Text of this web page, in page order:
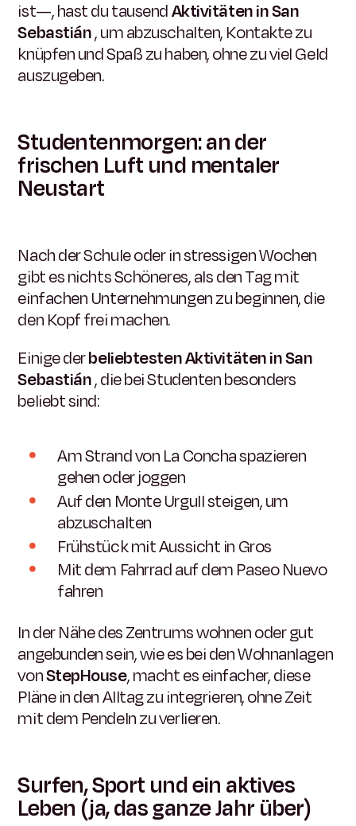
ist—, hast du tausendAktivitäten in San
Sebastián, um abzuschalten, Kontakte zu
knüpfen und Spaß zu haben, ohne zu viel Geld
auszugeben.
Studentenmorgen: an der
frischen Luft und mentaler
Neustart
Nach der Schule oder in stressigen Wochen
gibt es nichts Schöneres, als den Tag mit
einfachen Unternehmungen zu beginnen, die
den Kopf frei machen.
Einige derbeliebtesten Aktivitäten in San
Sebastián, die bei Studenten besonders
beliebt sind:
Am Strand von La Concha spazieren
gehen oder joggen
Auf den Monte Urgull steigen, um
abzuschalten
Frühstück mit Aussicht in Gros
Mit dem Fahrrad auf dem Paseo Nuevo
fahren
In der Nähe des Zentrums wohnen oder gut
angebunden sein, wie es bei den Wohnanlagen
vonStepHouse, macht es einfacher, diese
Pläne in den Alltag zu integrieren, ohne Zeit
mit dem Pendeln zu verlieren.
Surfen, Sport und ein aktives
Leben (ja, das ganze Jahr über)